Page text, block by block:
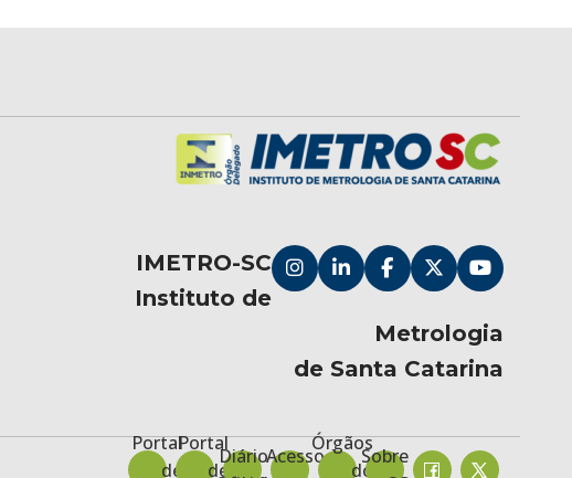
IMETRO-SC
Instituto de
Metrologia
de Santa Catarina
Portal
de
Portal
de
DiárioAcesso à
Órgãos
do
Sobre